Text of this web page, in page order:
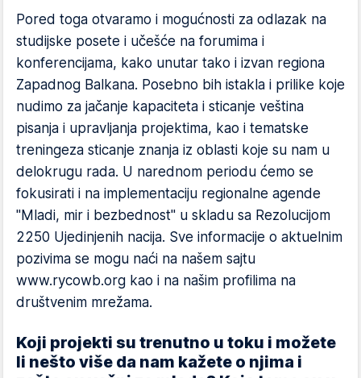
Pored toga otvaramo i mogućnosti za odlazak na
studijske posete i učešće na forumima i
konferencijama, kako unutar tako i izvan regiona
Zapadnog Balkana. Posebno bih istakla i prilike koje
nudimo za jačanje kapaciteta i sticanje veština
pisanja i upravljanja projektima, kao i tematske
treningeza sticanje znanja iz oblasti koje su nam u
delokrugu rada. U narednom periodu ćemo se
fokusirati i na implementaciju regionalne agende
"Mladi, mir i bezbednost" u skladu sa Rezolucijom
2250 Ujedinjenih nacija. Sve informacije o aktuelnim
pozivima se mogu naći na našem sajtu
www.rycowb.org kao i na našim profilima na
društvenim mrežama.
Koji projekti su trenutno u toku i možete
li nešto više da nam kažete o njima i